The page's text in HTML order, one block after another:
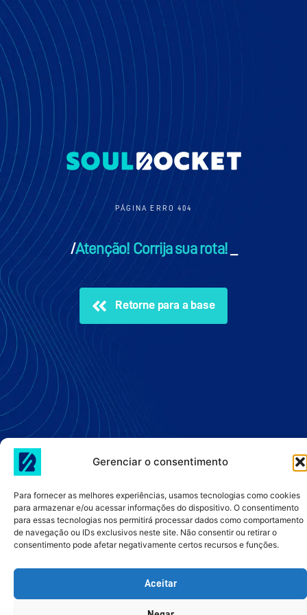
Gerenciar o consentimento
Para fornecer as melhores experiências, usamos tecnologias como cookies
para armazenar e/ou acessar informações do dispositivo. O consentimento
para essas tecnologias nos permitirá processar dados como comportamento
de navegação ou IDs exclusivos neste site. Não consentir ou retirar o
consentimento pode afetar negativamente certos recursos e funções.
Aceitar
PÁGINA ERRO 404
/Atenção! Corrija sua rota!_
Retorne para a base